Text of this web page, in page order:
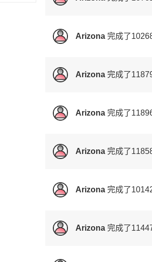
Arizona 完成了
Arizona 完成了
Arizona 完成了
Arizona 完成了
Arizona 完成了
Arizona 完成了